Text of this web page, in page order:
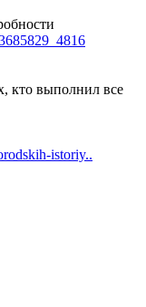
кто выполнил все
istoriy..